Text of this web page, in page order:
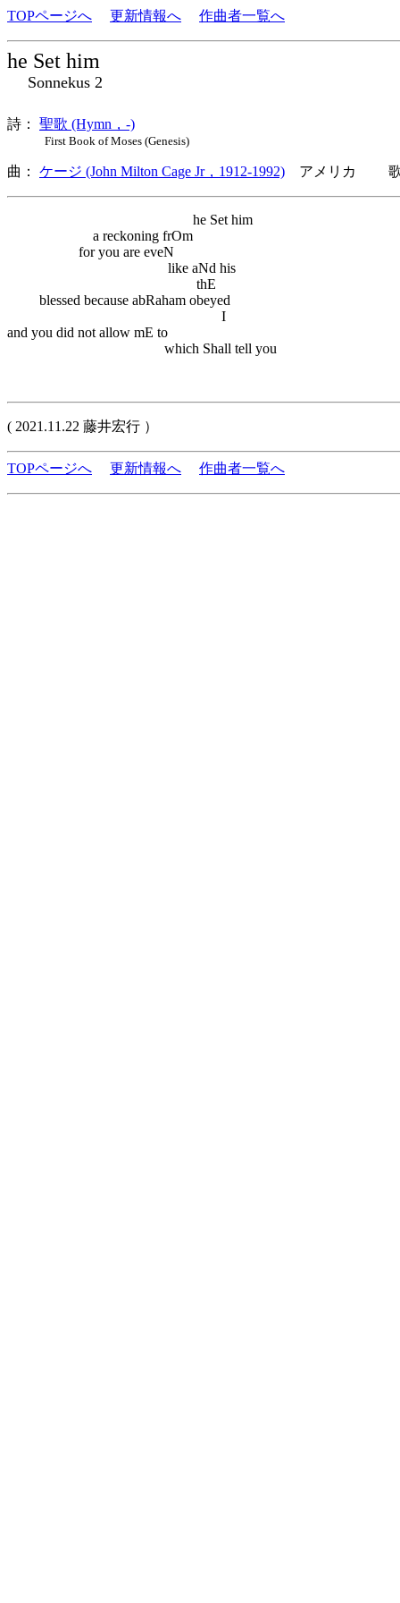
TOPページへ 更新情報へ 作曲者一覧へ
he Set him
Sonnekus 2
詩： 聖歌 (Hymn，-)
First Book of Moses (Genesis)
曲： ケージ (John Milton Cage Jr，1912-1992) アメリカ 歌
he Set him
a reckoning frOm
for you are eveN
like aNd his
thE
blessed because abRaham obeyed
I
and you did not allow mE to
which Shall tell you
( 2021.11.22 藤井宏行 ）
TOPページへ 更新情報へ 作曲者一覧へ